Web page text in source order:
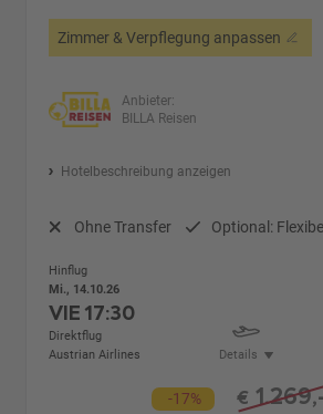
Zimmer & Verpflegung anpassen
Anbieter:
BILLA Reisen
Hotelbeschreibung anzeigen
Ohne Transfer Optional:
Hinflug
Mi., 14.10.26
VIE17:30
Direktflug
Austrian Airlines
Details
-17% €